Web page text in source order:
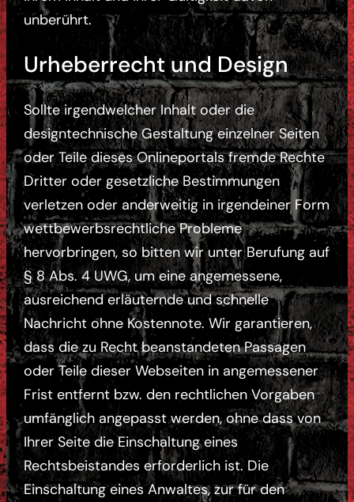
unberührt.
Urheberrecht und Design
Sollte irgendwelcher Inhalt oder die
designtechnische Gestaltung einzelner Seiten
oder Teile dieses Onlineportals fremde Rechte
Dritter oder gesetzliche Bestimmungen
verletzen oder anderweitig in irgendeiner Form
wettbewerbsrechtliche Probleme
hervorbringen, so bitten wir unter Berufung auf
§ 8 Abs. 4 UWG, um eine angemessene,
ausreichend erläuternde und schnelle
Nachricht ohne Kostennote. Wir garantieren,
dass die zu Recht beanstandeten Passagen
oder Teile dieser Webseiten in angemessener
Frist entfernt bzw. den rechtlichen Vorgaben
umfänglich angepasst werden, ohne dass von
Ihrer Seite die Einschaltung eines
Rechtsbeistandes erforderlich ist. Die
Einschaltung eines Anwaltes, zur für den